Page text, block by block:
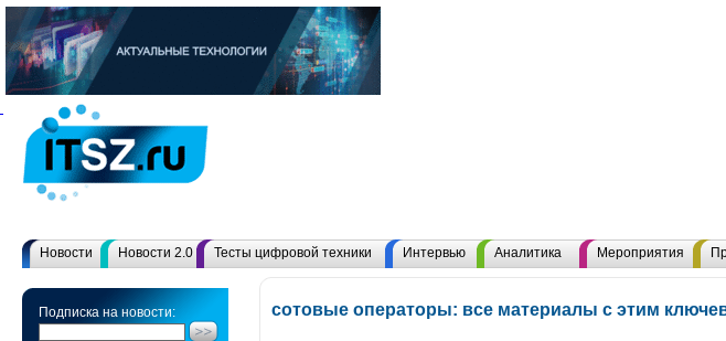
Новости Новости 2.0 Тесты цифровой техники Интервью Аналитика Мероприятия
Подписка на новости: сотовые операторы: все материалы с этим